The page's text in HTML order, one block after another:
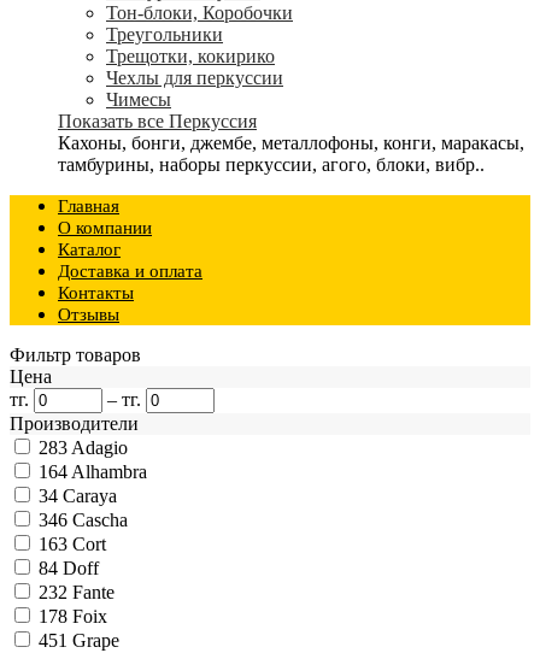
Тон-блоки, Коробочки
Треугольники
Трещотки, кокирико
Чехлы для перкуссии
Чимесы
Показать все Перкуссия
Кахоны, бонги, джембе, металлофоны, конги, маракасы,
тамбурины, наборы перкуссии, агого, блоки, вибр..
Главная
О компании
Каталог
Доставка и оплата
Контакты
Отзывы
Фильтр товаров
Цена
тг.
– тг.
Производители
283Adagio
164Alhambra
34 Caraya
346 Cascha
163 Cort
84 Doff
232 Fante
178 Foix
451 Grape